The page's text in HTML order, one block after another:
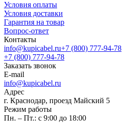
Условия оплаты
Условия доставки
Гарантия на товар
Вопрос-ответ
Контакты
info@kupicabel.ru+7 (800) 777-94-78
+7 (800) 777-94-78
Заказать звонок
E-mail
info@kupicabel.ru
Адрес
г. Краснодар, проезд Майский 5
Режим работы
Пн. – Пт.: с 9:00 до 18:00